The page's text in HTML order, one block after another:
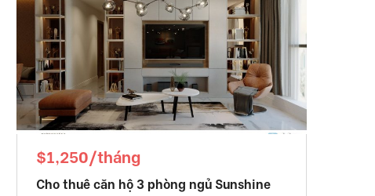
$1,250/tháng
Cho thuê căn hộ 3 phòng ngủ Sunshine